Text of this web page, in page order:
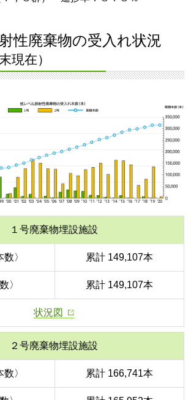
性廃棄物の受入れ状況
現在）
１号廃棄物埋設施設
〉 累計 149,107本
〉 累計 149,107本
状況図
２号廃棄物埋設施設
〉 累計 166,741本